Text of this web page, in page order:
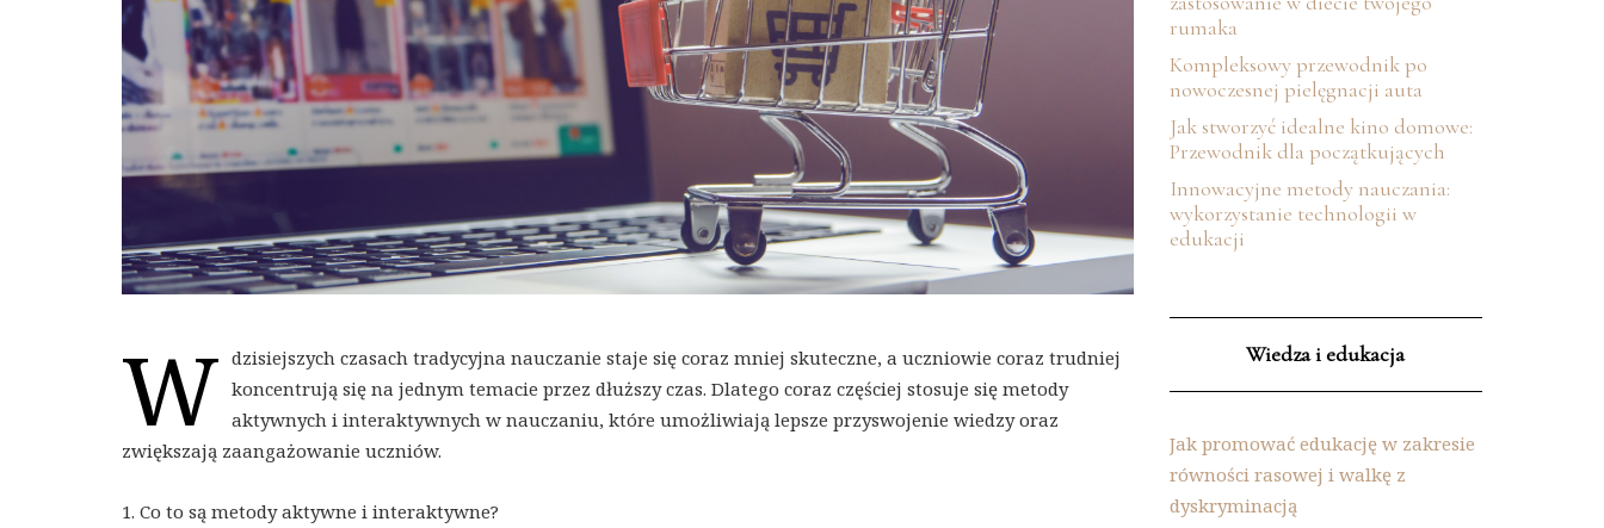
W dzisiejszych czasach tradycyjna nauczanie staje się coraz mniej skuteczne, a uczniowie coraz trudniej
koncentrują się na jednym temacie przez dłuższy czas. Dlatego coraz częściej stosuje się metody
aktywnych i interaktywnych w nauczaniu, które umożliwiają lepsze przyswojenie wiedzy oraz
zwiększają zaangażowanie uczniów.
1. Co to są metody aktywne i interaktywne?
rumaka
Kompleksowy przewodnik po
nowoczesnej pielęgnacji auta
Jak stworzyć idealne kino domowe:
Przewodnik dla początkujących
Innowacyjne metody nauczania:
wykorzystanie technologii w
edukacji
Wiedza i edukacja
Jak promować edukację w zakresie
równości rasowej i walkę z
dyskryminacją